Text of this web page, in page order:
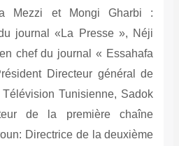
Mezzi et Mongi Gharbi :
journal «La Presse », Néji
chef du journal « Essahafa
Directeur général de
Télévision Tunisienne, Sadok
de la première chaîne
Directrice de la deuxième